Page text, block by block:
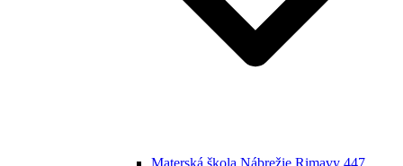
Materská škola Nábrežie Rimavy 447